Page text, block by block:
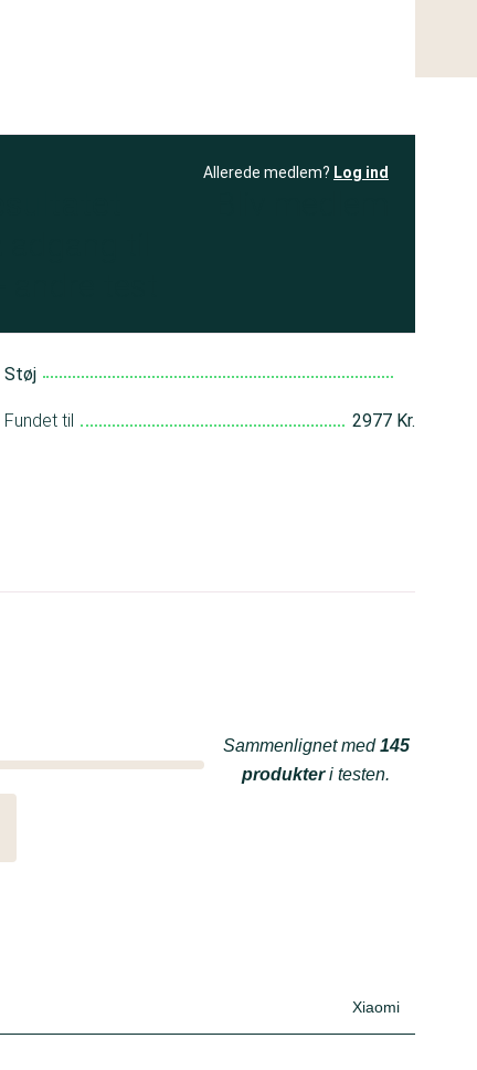
Allerede medlem? Log ind
Støj
Fundet til 2977 Kr.
Sammenlignet med145
produkteri testen.
Xiaomi